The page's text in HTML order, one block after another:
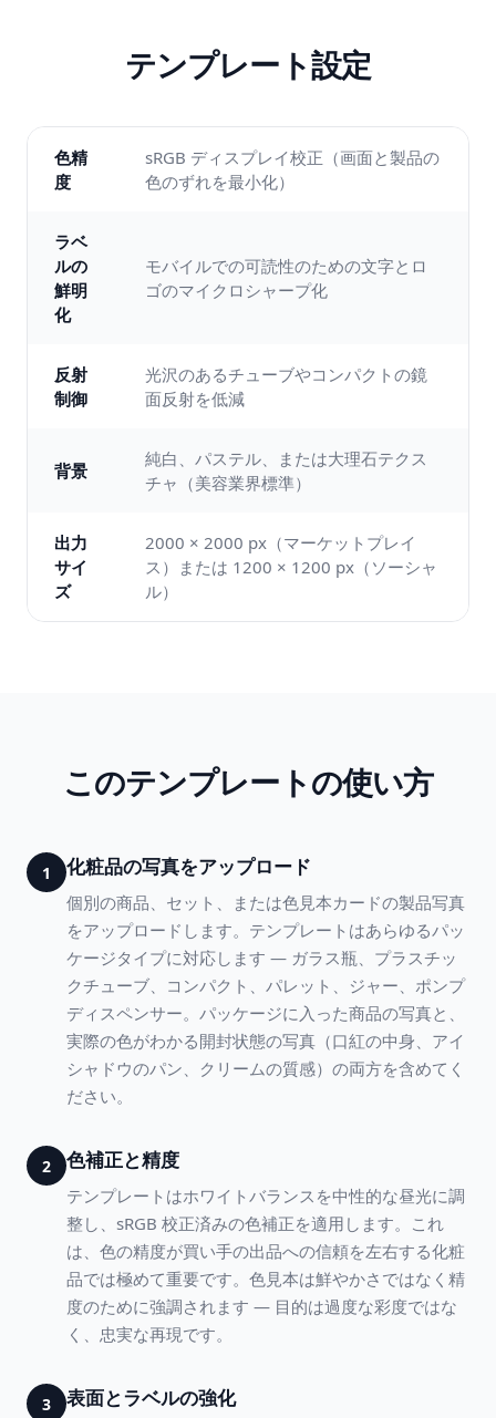
テンプレート設定
色精
度
sRGB ディスプレイ校正（画面と製品の
色のずれを最小化）
ラベ
ルの
鮮明
化
モバイルでの可読性のための文字とロ
ゴのマイクロシャープ化
反射
制御
光沢のあるチューブやコンパクトの鏡
面反射を低減
背景
純白、パステル、または大理石テクス
チャ（美容業界標準）
出力
サイ
ズ
2000 × 2000 px（マーケットプレイ
ス）または 1200 × 1200 px（ソーシャ
ル）
このテンプレートの使い方
1 化粧品の写真をアップロード
個別の商品、セット、または色見本カードの製品写真
をアップロードします。テンプレートはあらゆるパッ
ケージタイプに対応します — ガラス瓶、プラスチッ
クチューブ、コンパクト、パレット、ジャー、ポンプ
ディスペンサー。パッケージに入った商品の写真と、
実際の色がわかる開封状態の写真（口紅の中身、アイ
シャドウのパン、クリームの質感）の両方を含めてく
ださい。
2 色補正と精度
テンプレートはホワイトバランスを中性的な昼光に調
整し、sRGB 校正済みの色補正を適用します。これ
は、色の精度が買い手の出品への信頼を左右する化粧
品では極めて重要です。色見本は鮮やかさではなく精
度のために強調されます — 目的は過度な彩度ではな
く、忠実な再現です。
3 表面とラベルの強化